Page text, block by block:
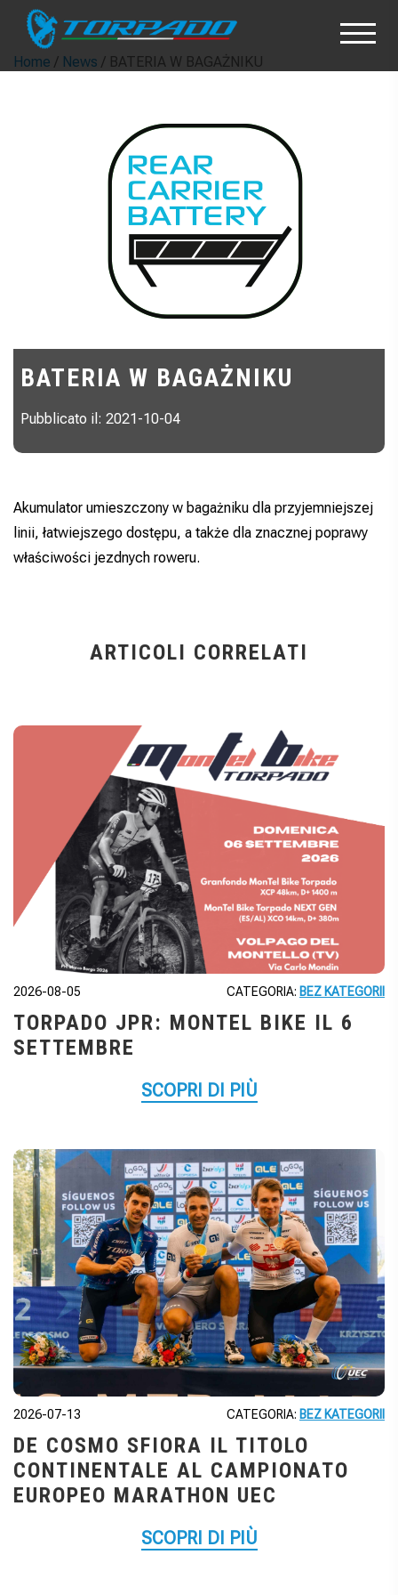
Home / News / BATERIA W BAGAŻNIKU
BATERIA W BAGAŻNIKU
Pubblicato il: 2021-10-04
Akumulator umieszczony w bagażniku dla przyjemniejszej
linii, łatwiejszego dostępu, a także dla znacznej poprawy
właściwości jezdnych roweru.
ARTICOLI CORRELATI
2026-08-05 CATEGORIA: BEZ KATEGORII
TORPADO JPR: MONTEL BIKE IL 6
SETTEMBRE
SCOPRI DI PIÙ
2026-07-13 CATEGORIA: BEZ KATEGORII
DE COSMO SFIORA IL TITOLO
CONTINENTALE AL CAMPIONATO
EUROPEO MARATHON UEC
SCOPRI DI PIÙ